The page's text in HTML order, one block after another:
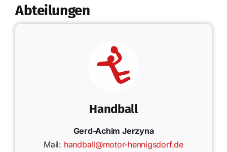
Abteilungen
Handball
Gerd-Achim Jerzyna
Mail: handball@motor-hennigsdorf.de